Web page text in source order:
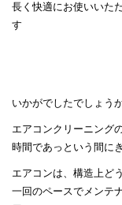
長く快適にお使いいた
す
いかがでしたでしょう
エアコンクリーニング
時間であっという間に
エアコンは、構造上ど
一回のペースでメンテ